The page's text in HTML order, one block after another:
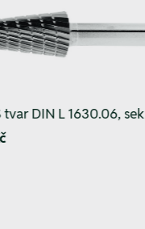
tvar DIN L 1630.06,